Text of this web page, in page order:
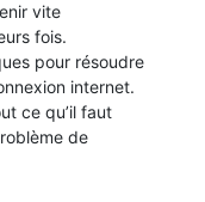
vite
fois.
pour résoudre
internet.
ce qu’il faut
de